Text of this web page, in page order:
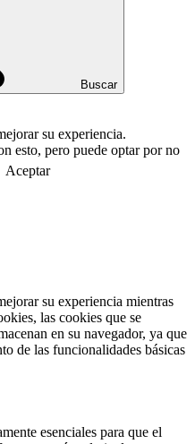
Buscar
su experiencia.
esto, pero puede optar por no
Aceptar
su experiencia mientras
las cookies que se
en su navegador, ya que
de las funcionalidades básicas
esenciales para que el